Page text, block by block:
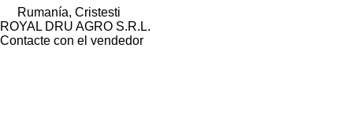
Rumanía, Cristesti
ROYAL DRU AGRO S.R.L.
Contacte con el vendedor